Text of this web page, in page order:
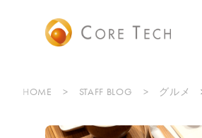
HOME STAFF BLOG グルメ